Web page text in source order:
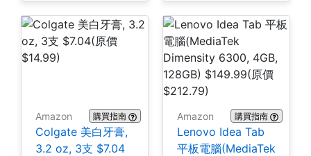
Amazon 購買指南
Colgate 美白牙膏,
3.2 oz, 3支 $7.04
Amazon 購買指南
Lenovo Idea Tab
平板電腦(MediaTek